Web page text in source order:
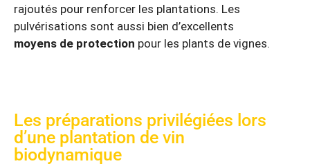
rajoutés pour renforcer les plantations. Les
pulvérisations sont aussi bien d’excellents
moyens de protection pour les plants de vignes.
Les préparations privilégiées lors
d’une plantation de vin
biodynamique